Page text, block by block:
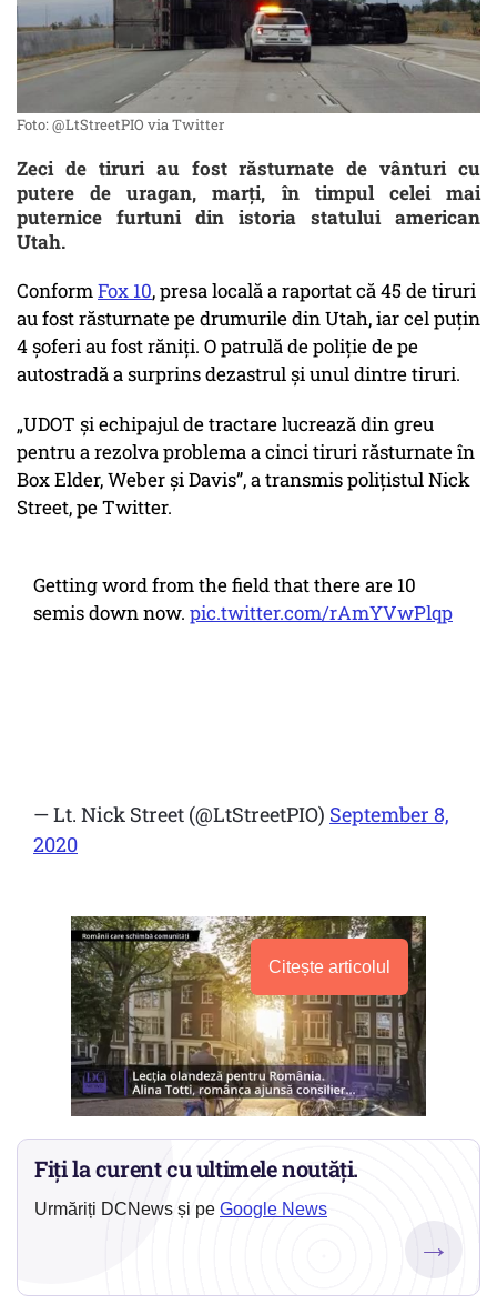
Foto: @LtStreetPIO via Twitter
Zeci de tiruri au fost răsturnate de vânturi cu
putere de uragan, marți, în timpul celei mai
puternice furtuni din istoria statului american
Utah.
ConformFox 10, presa locală a raportat că 45 de tiruri
au fost răsturnate pe drumurile din Utah, iar cel puțin
4 șoferi au fost răniți. O patrulă de poliție de pe
autostradă a surprins dezastrul și unul dintre tiruri.
„UDOT și echipajul de tractare lucrează din greu
pentru a rezolva problema a cinci tiruri răsturnate în
Box Elder, Weber și Davis”, a transmis polițistul Nick
Street, pe Twitter.
Getting word from the field that there are 10
semis down now. pic.twitter.com/rAmYVwPlqp
— Lt. Nick Street (@LtStreetPIO) September 8,
2020
Citește articolul
Fiți la curent cu ultimele noutăți.
Urmăriți DCNews și pe Google News
→